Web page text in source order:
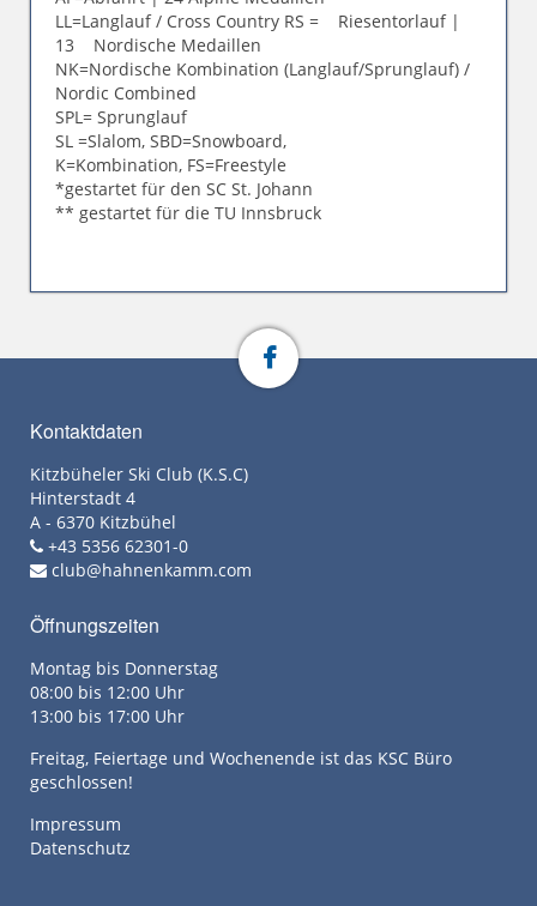
LL=Langlauf / Cross Country RS = Riesentorlauf |
13 Nordische Medaillen
NK=Nordische Kombination (Langlauf/Sprunglauf) /
Nordic Combined
SPL= Sprunglauf
SL =Slalom, SBD=Snowboard,
K=Kombination, FS=Freestyle
*gestartet für den SC St. Johann
** gestartet für die TU Innsbruck
Kontaktdaten
Kitzbüheler Ski Club (K.S.C)
Hinterstadt 4
A - 6370 Kitzbühel
+43 5356 62301-0
club@hahnenkamm.com
Öffnungszeiten
Montag bis Donnerstag
08:00 bis 12:00 Uhr
13:00 bis 17:00 Uhr
Freitag, Feiertage und Wochenende ist das KSC Büro
geschlossen!
Impressum
Datenschutz